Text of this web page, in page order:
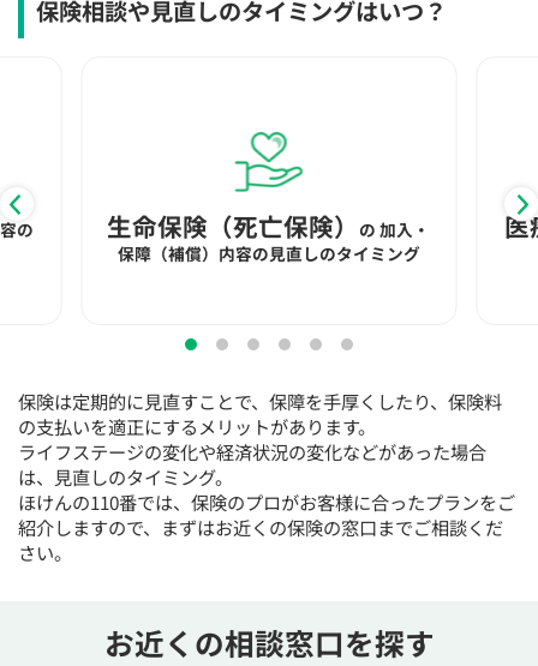
保険相談や見直しのタイミングはいつ？
生命保険（死亡保険） の 加入・
保障（補償）内容の見直しのタイミング
医
の
保険は定期的に見直すことで、保障を手厚くしたり、保険料
の支払いを適正にするメリットがあります。
ライフステージの変化や経済状況の変化などがあった場合
は、見直しのタイミング。
ほけんの110番では、保険のプロがお客様に合ったプランをご
紹介しますので、まずはお近くの保険の窓口までご相談くだ
さい。
お近くの相談窓口を探す